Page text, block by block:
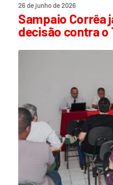
26 de junho de 2026
Sampaio Corrêa
decisão contra o